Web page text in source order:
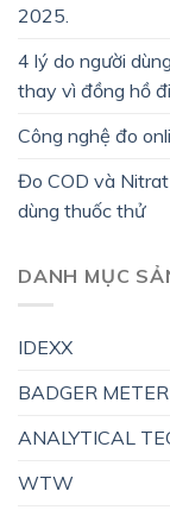
2025.
4 lý do người
thay vì đồng hồ
Công nghệ đo
Đo COD và
dùng thuốc thử
DANH MỤC
IDEXX
BADGER METER
ANALYTICAL
WTW